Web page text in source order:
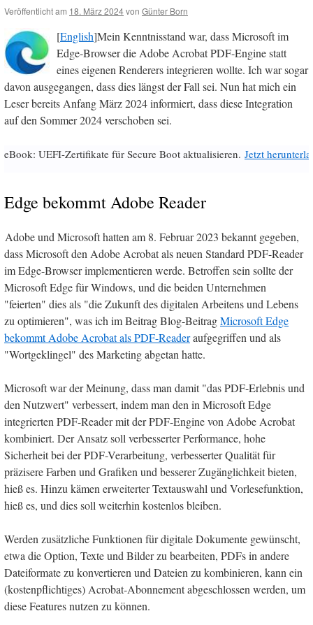
Veröffentlicht am 18. März 2024von Günter Born
[English]Mein Kenntnisstand war, dass Microsoft im
Edge-Browser die Adobe Acrobat PDF-Engine statt
eines eigenen Renderers integrieren wollte. Ich war sogar
davon ausgegangen, dass dies längst der Fall sei. Nun hat mich ein
Leser bereits Anfang März 2024 informiert, dass diese Integration
auf den Sommer 2024 verschoben sei.
eBook: UEFI-Zertifikate für Secure Boot aktualisieren. Jetzt
Edge bekommt Adobe Reader
Adobe und Microsoft hatten am 8. Februar 2023 bekannt gegeben,
dass Microsoft den Adobe Acrobat als neuen Standard PDF-Reader
im Edge-Browser implementieren werde. Betroffen sein sollte der
Microsoft Edge für Windows, und die beiden Unternehmen
"feierten" dies als "die Zukunft des digitalen Arbeitens und Lebens
zu optimieren", was ich im Beitrag Blog-BeitragMicrosoft Edge
bekommt Adobe Acrobat als PDF-Readeraufgegriffen und als
"Wortgeklingel" des Marketing abgetan hatte.
Microsoft war der Meinung, dass man damit "das PDF-Erlebnis und
den Nutzwert" verbessert, indem man den in Microsoft Edge
integrierten PDF-Reader mit der PDF-Engine von Adobe Acrobat
kombiniert. Der Ansatz soll verbesserter Performance, hohe
Sicherheit bei der PDF-Verarbeitung, verbesserter Qualität für
präzisere Farben und Grafiken und besserer Zugänglichkeit bieten,
hieß es. Hinzu kämen erweiterter Textauswahl und Vorlesefunktion,
hieß es, und dies soll weiterhin kostenlos bleiben.
Werden zusätzliche Funktionen für digitale Dokumente gewünscht,
etwa die Option, Texte und Bilder zu bearbeiten, PDFs in andere
Dateiformate zu konvertieren und Dateien zu kombinieren, kann ein
(kostenpflichtiges) Acrobat-Abonnement abgeschlossen werden, um
diese Features nutzen zu können.